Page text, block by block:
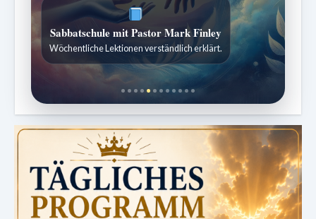
Sabbatschule mit Pastor Mark Finley
Wöchentliche Lektionen verständlich erklärt.
ZURÜCK ZUR QUELLE DES LEBENS
Sabbatliche Gedanken für Stille und Erneuerung.